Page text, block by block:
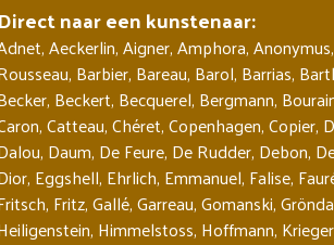
Direct naar een kunstenaar:
,Aeckerlin,Aigner,Amphora,Anonymus
, Barbier, Bareau, Barol, Barrias,
, Beckert, Becquerel, Bergmann,
,Catteau,Chéret,Copenhagen,Copier,
, Daum, De Feure, De Rudder, Debon,
, Eggshell, Ehrlich, Emmanuel, Falise,
, Fritz,Gallé,Garreau,Gomanski,
, Himmelstoss, Hoffmann, Krieger